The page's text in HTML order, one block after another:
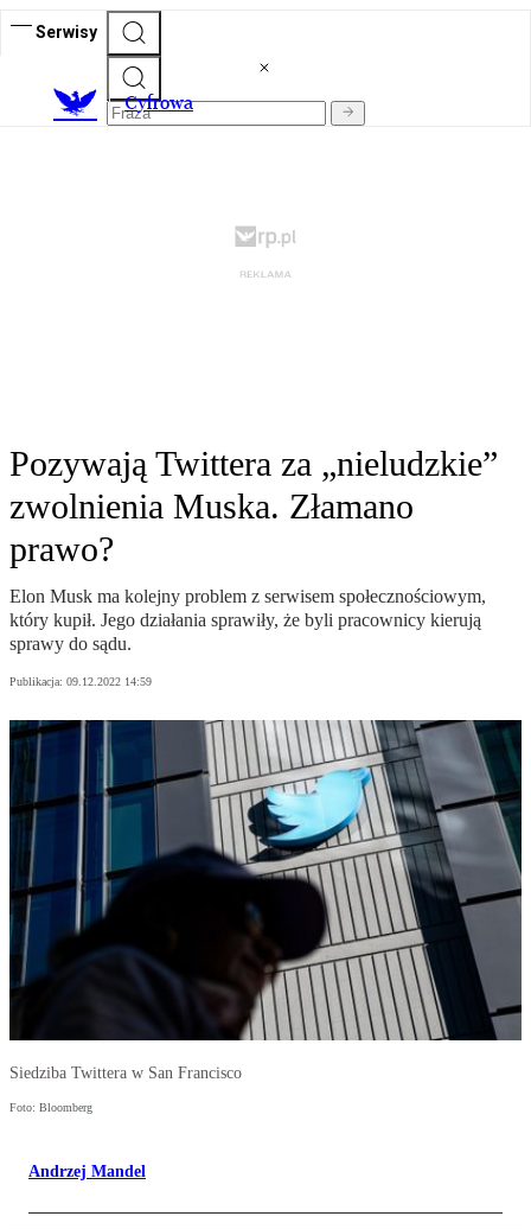
Serwisy
Cyfrowa
Pozywają Twittera za „nieludzkie”
zwolnienia Muska. Złamano
prawo?
Elon Musk ma kolejny problem z serwisem społecznościowym,
który kupił. Jego działania sprawiły, że byli pracownicy kierują
sprawy do sądu.
Publikacja: 09.12.2022 14:59
Siedziba Twittera w San Francisco
Foto: Bloomberg
Andrzej Mandel